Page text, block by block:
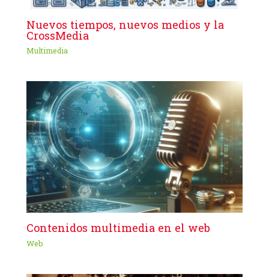
Nuevos tiempos, nuevos medios y la
CrossMedia
Multimedia
Contenidos multimedia en el web
Web